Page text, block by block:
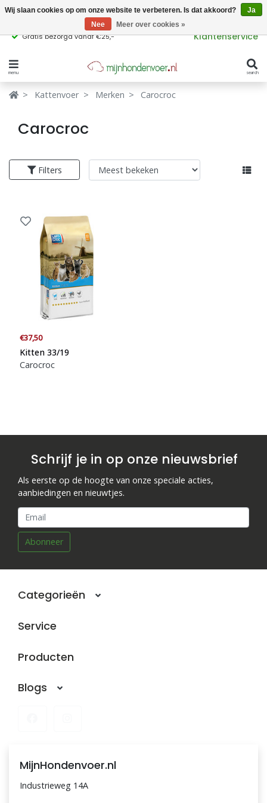
Gratis bezorgd vanaf €25,- Klantenservice
menu search
Verbergen
Kattenvoer
Snacks
Ingrediënten
Advies
Inloggen
Verbergen
glutenvrij hondenvoer
Kattenvoer Merken Carocroc
Carocroc
Filters
€37,50
Kitten 33/19
Carocroc
Schrijf je in op onze nieuwsbrief
Als eerste op de hoogte van onze speciale acties,
aanbiedingen en nieuwtjes.
Abonneer
Categorieën
Service
Producten
Blogs
MijnHondenvoer.nl
Industrieweg 14A
Wij slaan cookies op om onze website te verbeteren. Is dat akkoord?
Ja
Nee
Meer over cookies »